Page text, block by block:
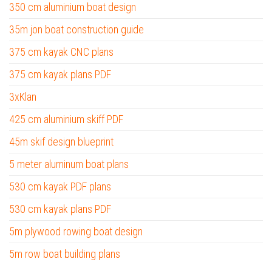
350 cm aluminium boat design
35m jon boat construction guide
375 cm kayak CNC plans
375 cm kayak plans PDF
3xKlan
425 cm aluminium skiff PDF
45m skif design blueprint
5 meter aluminum boat plans
530 cm kayak PDF plans
530 cm kayak plans PDF
5m plywood rowing boat design
5m row boat building plans